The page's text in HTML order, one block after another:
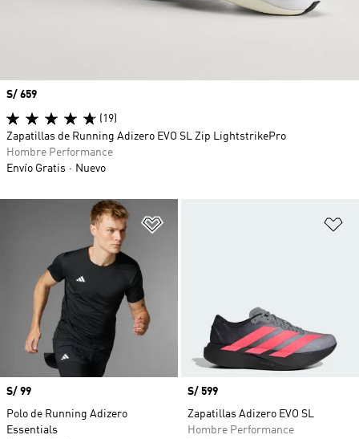
Precio
S/ 99
Polo de Running Adizero
Essentials
Precio
S/ 599
Zapatillas Adizero EVO SL
Hombre Performance
Precio
S/ 659
(19)
Zapatillas de Running Adizero EVO SL Zip LightstrikePro
Hombre Performance
Envío Gratis
Nuevo